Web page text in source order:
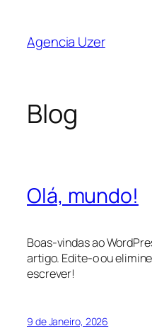
Agencia Uzer
Blog
Olá, mundo!
Boas-vindas ao
artigo. Edite-o ou
escrever!
9 de Janeiro, 2026